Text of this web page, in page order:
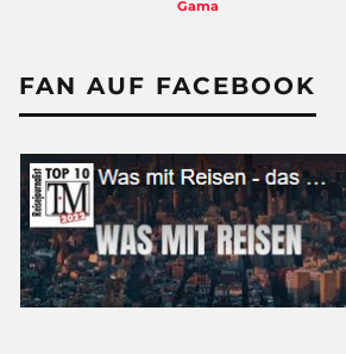
Dreharbeiten
FAN AUF FACEBOOK